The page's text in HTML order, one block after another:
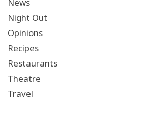
News
Night Out
Opinions
Recipes
Restaurants
Theatre
Travel